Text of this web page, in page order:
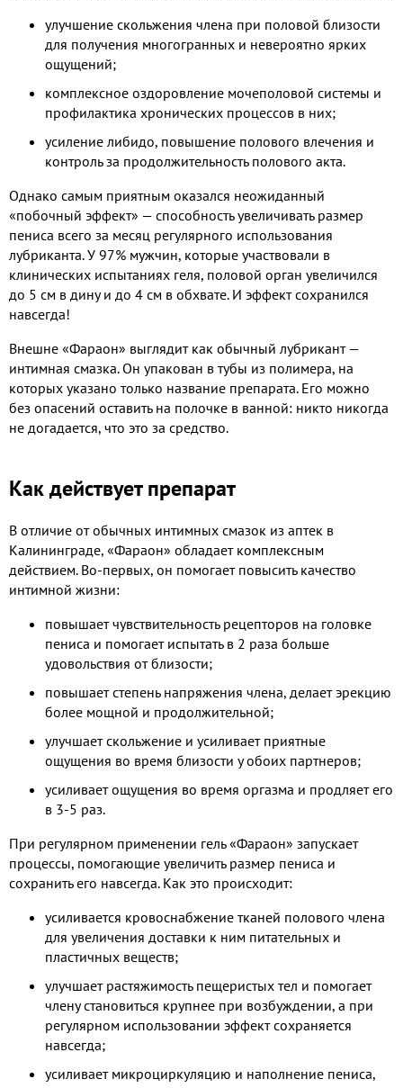
улучшение скольжения члена при половой близости
для получения многогранных и невероятно ярких
ощущений;
комплексное оздоровление мочеполовой системы и
профилактика хронических процессов в них;
усиление либидо, повышение полового влечения и
контроль за продолжительность полового акта.
Однако самым приятным оказался неожиданный
«побочный эффект» — способность увеличивать размер
пениса всего за месяц регулярного использования
лубриканта. У 97% мужчин, которые участвовали в
клинических испытаниях геля, половой орган увеличился
до 5 см в дину и до 4 см в обхвате. И эффект сохранился
навсегда!
Внешне «Фараон» выглядит как обычный лубрикант —
интимная смазка. Он упакован в тубы из полимера, на
которых указано только название препарата. Его можно
без опасений оставить на полочке в ванной: никто никогда
не догадается, что это за средство.
Как действует препарат
В отличие от обычных интимных смазок из аптек в
Калининграде, «Фараон» обладает комплексным
действием. Во-первых, он помогает повысить качество
интимной жизни:
повышает чувствительность рецепторов на головке
пениса и помогает испытать в 2 раза больше
удовольствия от близости;
повышает степень напряжения члена, делает эрекцию
более мощной и продолжительной;
улучшает скольжение и усиливает приятные
ощущения во время близости у обоих партнеров;
усиливает ощущения во время оргазма и продляет его
в 3-5 раз.
При регулярном применении гель «Фараон» запускает
процессы, помогающие увеличить размер пениса и
сохранить его навсегда. Как это происходит:
усиливается кровоснабжение тканей полового члена
для увеличения доставки к ним питательных и
пластичных веществ;
улучшает растяжимость пещеристых тел и помогает
члену становиться крупнее при возбуждении, а при
регулярном использовании эффект сохраняется
навсегда;
усиливает микроциркуляцию и наполнение пениса,